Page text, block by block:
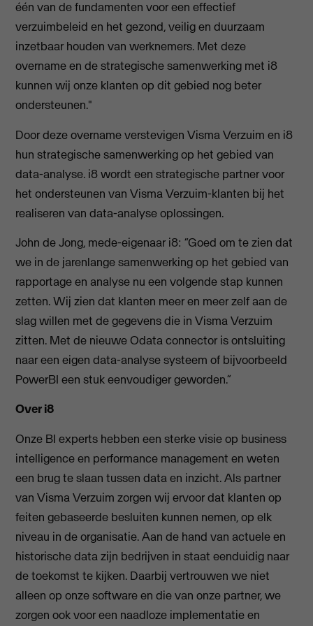
één van de fundamenten voor een effectief
verzuimbeleid en het gezond, veilig en duurzaam
inzetbaar houden van werknemers. Met deze
overname en de strategische samenwerking met i8
kunnen wij onze klanten op dit gebied nog beter
ondersteunen."
Door deze overname verstevigen Visma Verzuim en i8
hun strategische samenwerking op het gebied van
data-analyse. i8 wordt een strategische partner voor
het ondersteunen van Visma Verzuim-klanten bij het
realiseren van data-analyse oplossingen.
John de Jong, mede-eigenaar i8: “Goed om te zien dat
we in de jarenlange samenwerking op het gebied van
rapportage en analyse nu een volgende stap kunnen
zetten. Wij zien dat klanten meer en meer zelf aan de
slag willen met de gegevens die in Visma Verzuim
zitten. Met de nieuwe Odata connector is ontsluiting
naar een eigen data-analyse systeem of bijvoorbeeld
PowerBI een stuk eenvoudiger geworden.”
Over i8
Onze BI experts hebben een sterke visie op business
intelligence en performance management en weten
een brug te slaan tussen data en inzicht. Als partner
van Visma Verzuim zorgen wij ervoor dat klanten op
feiten gebaseerde besluiten kunnen nemen, op elk
niveau in de organisatie. Aan de hand van actuele en
historische data zijn bedrijven in staat eenduidig naar
de toekomst te kijken. Daarbij vertrouwen we niet
alleen op onze software en die van onze partner, we
zorgen ook voor een naadloze implementatie en